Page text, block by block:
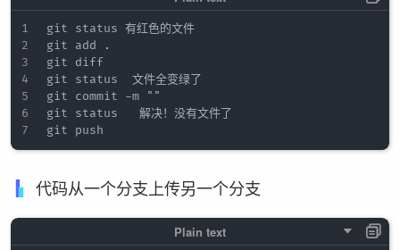
git status 有红色的文件
git add .
git diff
git status  文件全变绿了
git commit -m ""
git status   解决！没有文件了
代码从一个分支上传另一个分支